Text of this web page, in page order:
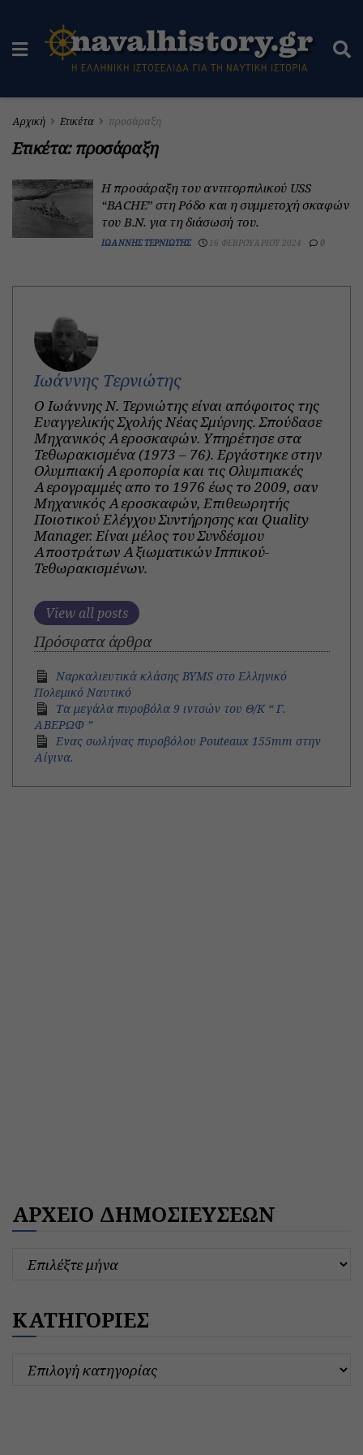
Αρχική Ετικέτα προσάραξη
Ετικέτα:προσάραξη
Η προσάραξη του αντιτορπιλικoύ USS
“BACHE” στη Ρόδο και η συμμετοχή σκαφών
του Β.Ν. για τη διάσωσή του.
ΙΩΆΝΝΗΣ ΤΕΡΝΙΏΤΗΣ 16 ΦΕΒΡΟΥΑΡΊΟΥ 2024 0
Ιωάννης Τερνιώτης
Ο Ιωάννης Ν. Τερνιώτης είναι απόφοιτος της
Ευαγγελικής Σχολής Νέας Σμύρνης. Σπούδασε
Μηχανικός Αεροσκαφών. Υπηρέτησε στα
Τεθωρακισμένα (1973 – 76). Εργάστηκε στην
Ολυμπιακή Αεροπορία και τις Ολυμπιακές
Αερογραμμές απο το 1976 έως το 2009, σαν
Μηχανικός Αεροσκαφών, Επιθεωρητής
Ποιοτικού Ελέγχου Συντήρησης και Quality
Manager. Eίναι μέλος του Συνδέσμου
Αποστράτων Αξιωματικών Ιππικού-
Τεθωρακισμένων.
View all posts
Πρόσφατα άρθρα
Ναρκαλιευτικά κλάσης ΒΥMS στο Ελληνικό
Πολεμικό Ναυτικό
Τα μεγάλα πυροβόλα 9 ιντσών του Θ/Κ “ Γ.
ΑΒΕΡΩΦ ”
Ενας σωλήνας πυροβόλου Pouteaux 155mm στην
Αίγινα.
ΑΡΧΕΙΟ ΔΗΜΟΣΙΕΥΣΕΩΝ
ΚΑΤΗΓΟΡΙΕΣ